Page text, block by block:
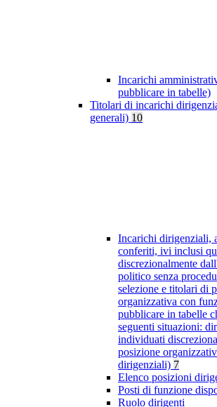
Incarichi
pubblicare in tabelle)
Titolari di incarichi
generali) 10
Incarichi dirigenziali,
conferiti, ivi inclusi
discrezionalmente
politico senza
selezione e titolari di
organizzativa con
pubblicare in tabelle
seguenti situazioni:
individuati
posizione
dirigenziali) 7
Elenco posizioni
Posti di funzione
Ruolo dirigenti